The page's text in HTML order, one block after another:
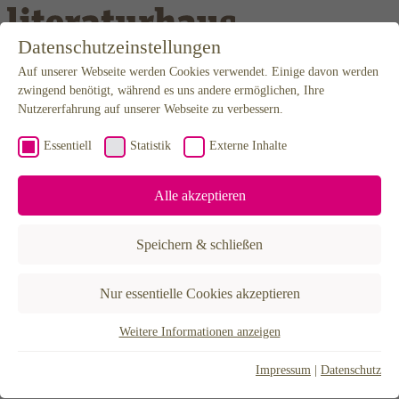
Weiter zum Inhalt
Programm
Kalender
Karten
Newsletter
Anfahrt
Mediathek
Projekte
Hannah Arendt Stipendium
Literatur in Niedersachsen
30X – Eine Stadt erzählen
Datenschutzeinstellungen
Auf unserer Webseite werden Cookies verwendet. Einige davon werden
zwingend benötigt, während es uns andere ermöglichen, Ihre
Nutzererfahrung auf unserer Webseite zu verbessern.
Essentiell Statistik Externe Inhalte
Alle akzeptieren
Speichern & schließen
Nur essentielle Cookies akzeptieren
Essentielle Cookies werden für grundlegende Funktionen der
Weitere Informationen anzeigen
Impressum Datenschutz